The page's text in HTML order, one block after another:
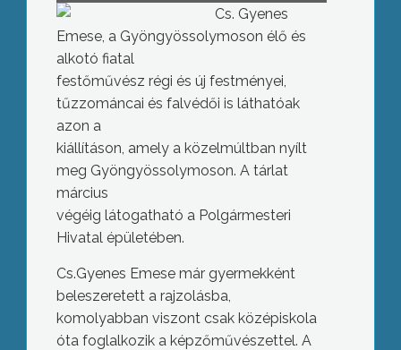
Cs. Gyenes
Emese, a Gyöngyössolymoson élő és
alkotó fiatal
festőművész régi és új festményei,
tűzzománcai és falvédői is láthatóak
azon a
kiállításon, amely a közelmúltban nyílt
meg Gyöngyössolymoson. A tárlat
március
végéig látogatható a Polgármesteri
Hivatal épületében.
Cs.Gyenes Emese már gyermekként
beleszeretett a rajzolásba,
komolyabban viszont csak középiskola
óta foglalkozik a képzőművészettel. A